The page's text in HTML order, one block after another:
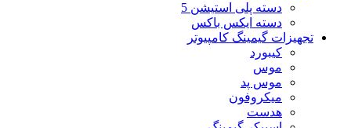
دسته پلی استیشن 5
دسته ایکس باکس
تجهیزات گیمینگ کامپیوتر
کیبورد
موس
موس پد
میکروفون
هدست